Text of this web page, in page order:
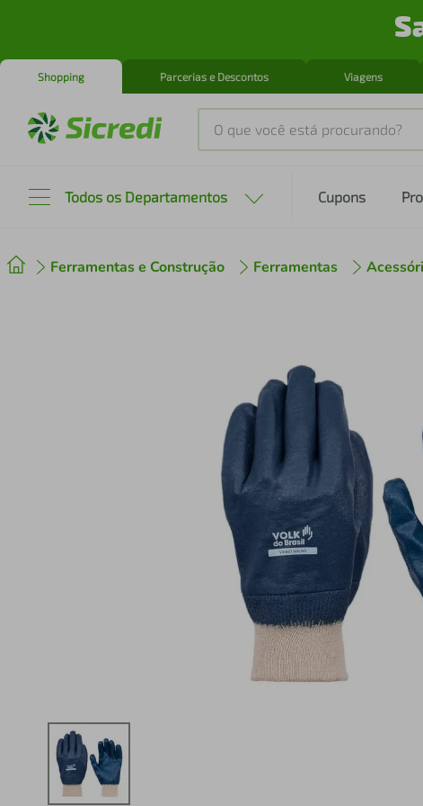
Shopping Parcerias e Descontos Viagens
O que você está procurando?
Todos os Departamentos Cupons
Ferramentas e Construção Ferramentas
2º cafeteira
iphone